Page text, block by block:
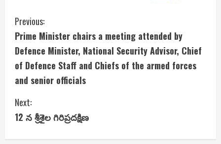
C
o
n
t
i
n
Previous:
Prime Minister chairs a meeting attended by
Defence Minister, National Security Advisor, Chief
of Defence Staff and Chiefs of the armed forces
and senior officials
Next:
12 న శ్రీశైల గిరిప్రదక్షిణ